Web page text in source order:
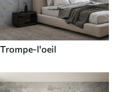
Trompe-l'oeil